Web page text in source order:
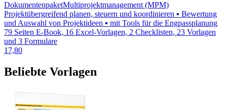
DokumentenpaketMultiprojektmanagement (MPM)
Projektübergreifend planen, steuern und koordinieren ▪ Bewertung
und Auswahl von Projektideen ▪ mit Tools für die Engpassplanung
79 Seiten E-Book, 16 Excel-Vorlagen, 2 Checklisten, 23 Vorlagen
und 3 Formulare
17,80
Beliebte Vorlagen